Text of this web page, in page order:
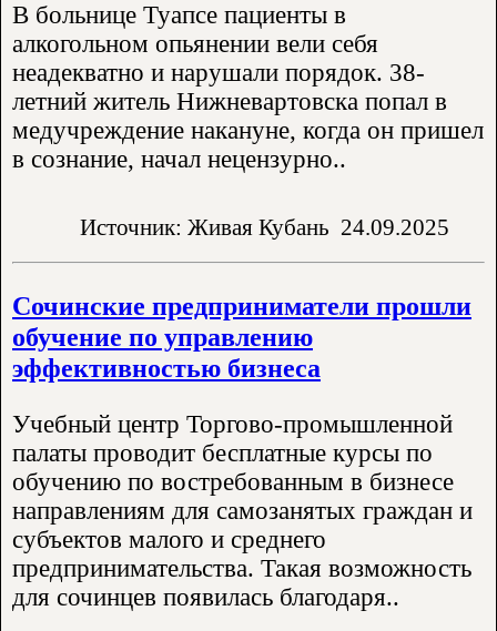
В больнице Туапсе пациенты в
алкогольном опьянении вели себя
неадекватно и нарушали порядок. 38-
летний житель Нижневартовска попал в
медучреждение накануне, когда он пришел
в сознание, начал нецензурно..
Источник: Живая Кубань 24.09.2025
Сочинские предприниматели прошли
обучение по управлению
эффективностью бизнеса
Учебный центр Торгово-промышленной
палаты проводит бесплатные курсы по
обучению по востребованным в бизнесе
направлениям для самозанятых граждан и
субъектов малого и среднего
предпринимательства. Такая возможность
для сочинцев появилась благодаря..